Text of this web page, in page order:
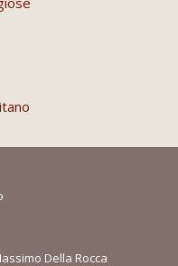
Della Rocca